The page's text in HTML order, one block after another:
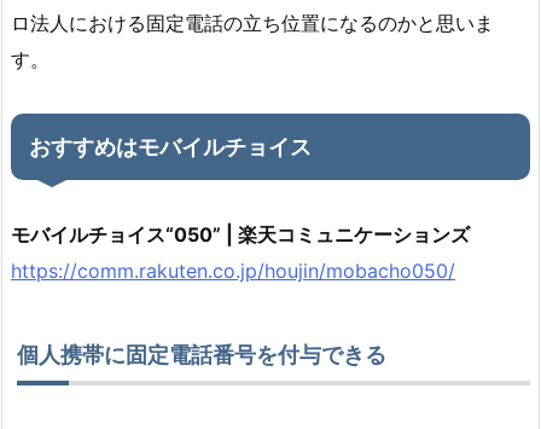
ロ法人における固定電話の立ち位置になるのかと思いま
す。
おすすめはモバイルチョイス
モバイルチョイス“050” | 楽天コミュニケーションズ
https://comm.rakuten.co.jp/houjin/mobacho050/
個人携帯に固定電話番号を付与できる